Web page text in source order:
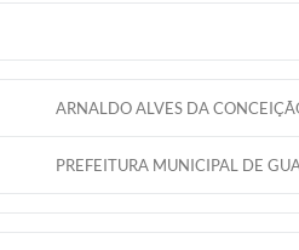
ARNALDO ALVES DA
PREFEITURA MUNICIPAL DE